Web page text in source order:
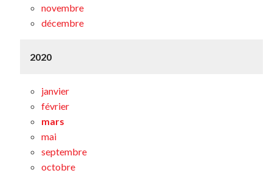
novembre
décembre
2020
janvier
février
mars
mai
septembre
octobre